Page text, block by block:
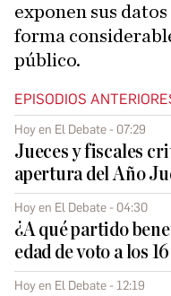
exponen sus
forma
público.
EPISODIOS
Hoy en El Debate - 07:29
Jueces y fiscales
apertura del Año
Hoy en El Debate - 04:30
¿A qué partido
edad de voto a los
Hoy en El Debate - 12:19